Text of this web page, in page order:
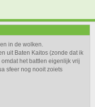
in de wolken.
uit Baten Kaitos (zonde dat ik
het battlen eigenlijk vrij
sfeer nog nooit zoiets